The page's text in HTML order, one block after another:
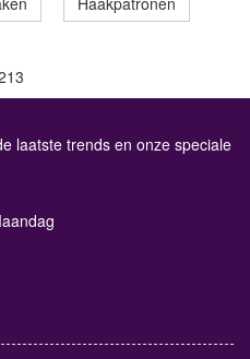
laatste trends en onze speciale